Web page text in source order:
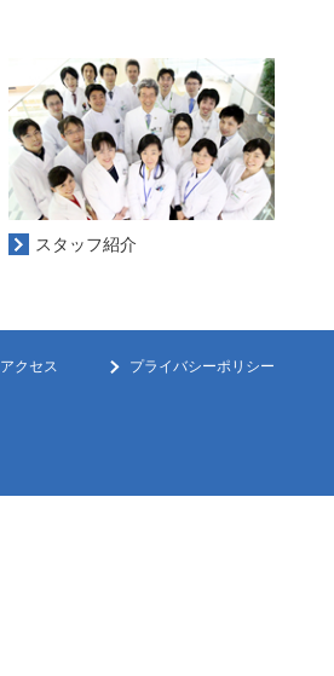
スタッフ紹介
アクセス プライバシーポリシー